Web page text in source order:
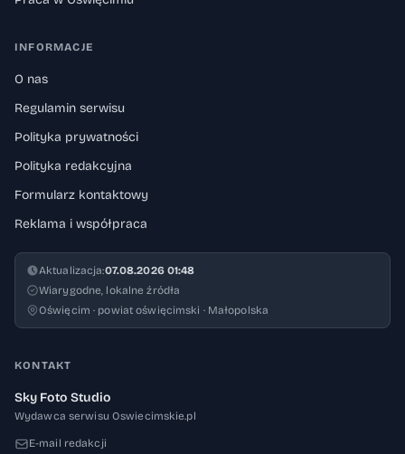
INFORMACJE
O nas
Regulamin serwisu
Polityka prywatności
Polityka redakcyjna
Formularz kontaktowy
Reklama i współpraca
Aktualizacja:07.08.2026 01:48
Wiarygodne, lokalne źródła
Oświęcim · powiat oświęcimski · Małopolska
KONTAKT
Sky Foto Studio
Wydawca serwisu Oswiecimskie.pl
E-mail redakcji